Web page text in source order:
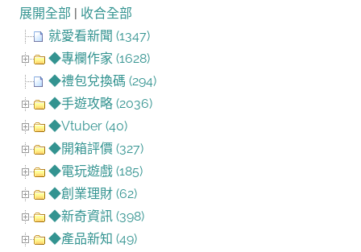
展開全部 | 收合全部
就愛看新聞 (1347)
◆專欄作家 (1628)
◆禮包兌換碼 (294)
◆手遊攻略 (2036)
◆Vtuber (40)
◆開箱評價 (327)
◆電玩遊戲 (185)
◆創業理財 (62)
◆新奇資訊 (398)
◆產品新知 (49)